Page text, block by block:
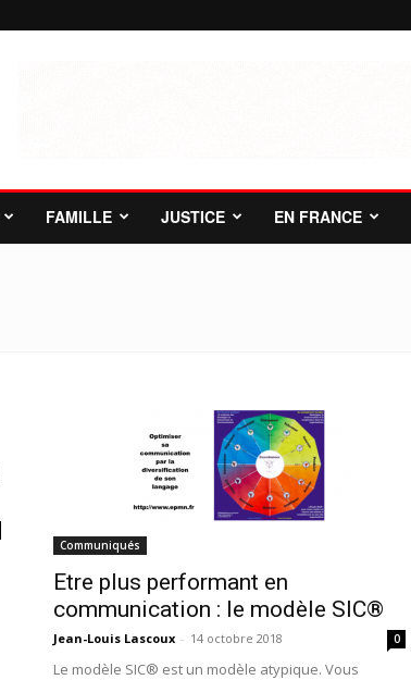
FAMILLE JUSTICE EN FRANCE
Communiqués
Etre plus performant en
communication : le modèle SIC®
Jean-Louis Lascoux - 14 octobre 2018 0
Le modèle SIC® est un modèle atypique. Vous